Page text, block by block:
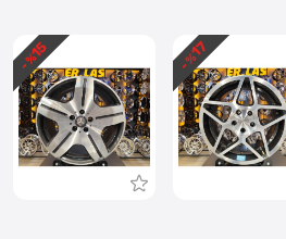
- %
15
- %
17